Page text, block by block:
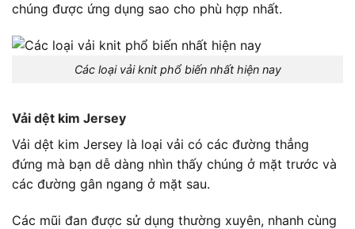
chúng được ứng dụng sao cho phù hợp nhất.
Các loại vải knit phổ biến nhất hiện nay
Vải dệt kim Jersey
Vải dệt kim Jersey là loại vải có các đường thẳng
đứng mà bạn dễ dàng nhìn thấy chúng ở mặt trước và
các đường gân ngang ở mặt sau.
Các mũi đan được sử dụng thường xuyên, nhanh cùng